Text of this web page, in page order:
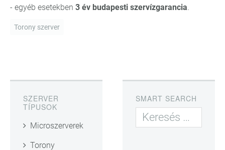
- egyéb esetekben 3 év budapesti szervízgarancia.
Torony szerver
SZERVER
TÍPUSOK
Microszerverek
Torony
SMART SEARCH